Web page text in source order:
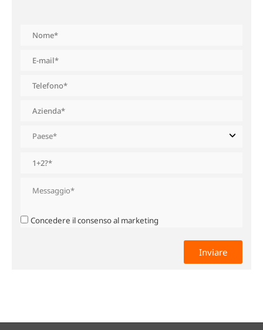
Concedere il consenso al marketing